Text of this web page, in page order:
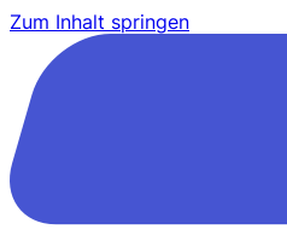
Zum Inhalt springen